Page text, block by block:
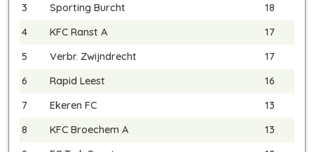
3
Sporting Burcht
18
4
KFC Ranst A
17
5
Verbr. Zwijndrecht
17
6
Rapid Leest
16
7
Ekeren FC
13
8
KFC Broechem A
13